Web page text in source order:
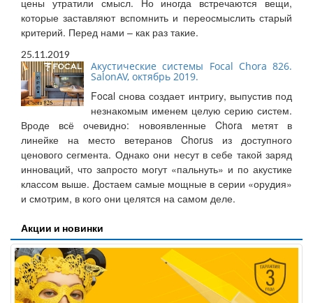
цены утратили смысл. Но иногда встречаются вещи,
которые заставляют вспомнить и переосмыслить старый
критерий. Перед нами – как раз такие.
25.11.2019
Акустические системы Focal Chora 826.
SalonAV, октябрь 2019.
Focal снова создает интригу, выпустив под
незнакомым именем целую серию систем.
Вроде всё очевидно: новоявленные Chora метят в
линейке на место ветеранов Chorus из доступного
ценового сегмента. Однако они несут в себе такой заряд
инноваций, что запросто могут «пальнуть» и по акустике
классом выше. Достаем самые мощные в серии «орудия»
и смотрим, в кого они целятся на самом деле.
Акции и новинки